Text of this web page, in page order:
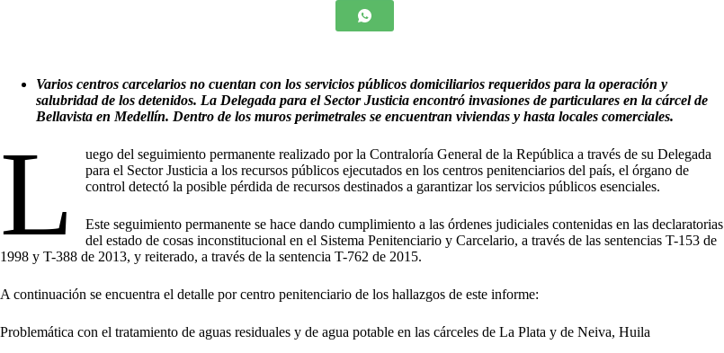
Varios centros carcelarios no cuentan con los servicios públicos domiciliarios requeridos para la operación y
salubridad de los detenidos. La Delegada para el Sector Justicia encontró invasiones de particulares en la cárcel de
Bellavista en Medellín. Dentro de los muros perimetrales se encuentran viviendas y hasta locales comerciales.
L
uego del seguimiento permanente realizado por la Contraloría General de la República a través de su Delegada
para el Sector Justicia a los recursos públicos ejecutados en los centros penitenciarios del país, el órgano de
control detectó la posible pérdida de recursos destinados a garantizar los servicios públicos esenciales.
Este seguimiento permanente se hace dando cumplimiento a las órdenes judiciales contenidas en las declaratorias
del estado de cosas inconstitucional en el Sistema Penitenciario y Carcelario, a través de las sentencias T-153 de
1998 y T-388 de 2013, y reiterado, a través de la sentencia T-762 de 2015.
A continuación se encuentra el detalle por centro penitenciario de los hallazgos de este informe:
Problemática con el tratamiento de aguas residuales y de agua potable en las cárceles de La Plata y de Neiva, Huila